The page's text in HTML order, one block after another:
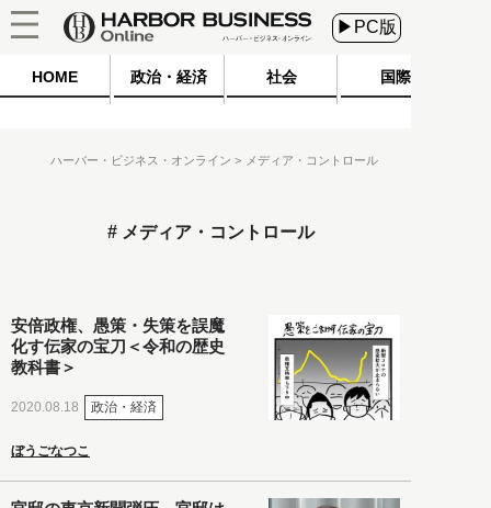
▶PC版
HOME 政治・経済 社会 国際
ハーバー・ビジネス・オンライン メディア・コントロール
メディア・コントロール
安倍政権、愚策・失策を誤魔
化す伝家の宝刀＜令和の歴史
教科書＞
2020.08.18 政治・経済
ぼうごなつこ